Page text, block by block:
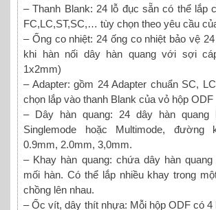
– Thanh Blank: 24 lỗ đục sẵn có thể lắp
FC,LC,ST,SC,… tùy chọn theo yêu cầu
– Ống co nhiệt: 24 ống co nhiệt bảo vệ
khi hàn nối dây hàn quang với sợi
1x2mm)
– Adapter: gồm 24 Adapter chuẩn SC,
chọn lắp vào thanh Blank của vỏ hộp ODF
– Dây hàn quang: 24 dây hàn quang
Singlemode hoặc Multimode, đường
0.9mm, 2.0mm, 3,0mm.
– Khay hàn quang: chứa dây hàn
mối hàn. Có thể lắp nhiều khay trong
chồng lên nhau.
– Ốc vít, dây thít nhựa: Mỗi hộp ODF có 4